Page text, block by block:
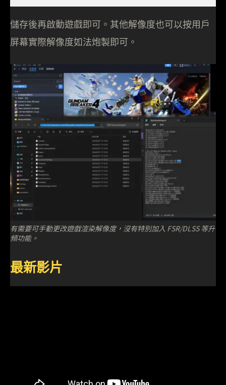
儲存後再啟動遊戲即可。其他解像度也可以按用戶
屏幕實際解像度如法炮製即可。
有需要可手動更改遊戲渲染解像度，沒有特別加入 FSR/DLSS 等升
頻功能。
最新影片